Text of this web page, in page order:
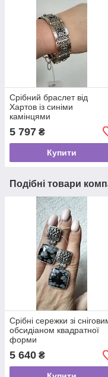
Срібний браслет від
Хартов із синіми
камінцями
5 797 ₴
Купити
Подібні товари
Срібні сережки зі
обсидіаном квадратної
форми
5 640 ₴